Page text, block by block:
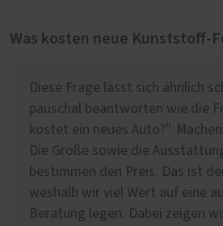
Was kosten neue Kunststoff-
Diese Frage lässt sich ähnlich
pauschal beantworten wie die
kostet ein neues Auto?".
Die Größe sowie die
bestimmen den Preis. Das ist
weshalb wir viel Wert auf eine
Beratung legen. Dabei zeigen